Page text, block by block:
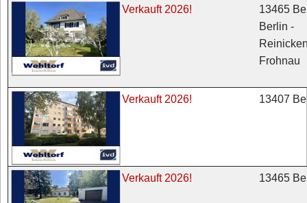
Verkauft 2026!
13465
Berlin -
Frohnau
Verkauft 2026! 13407
Verkauft 2026! 13465